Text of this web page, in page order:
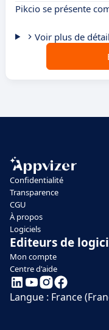
Pikcio se présente
Voir plus de
Confidentialité
Transparence
CGU
À propos
Logiciels
Editeurs de
Mon compte
Centre d'aide
Langue : France